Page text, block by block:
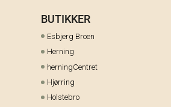
BUTIKKER
Esbjerg Broen
Herning
herningCentret
Hjørring
Holstebro